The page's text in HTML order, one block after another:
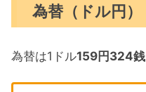
為替（ドル円）
為替は1ドル159円324銭